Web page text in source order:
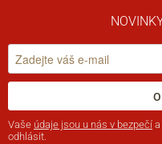
Vaše údaje jsou u nás v bezpečí
odhlásit.